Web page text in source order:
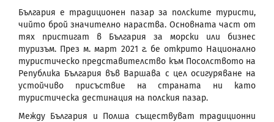
България е традиционен пазар за полските туристи,
чийто брой значително нараства. Основната част от
тях пристигат в България за морски или бизнес
туризъм. През м. март 2021 г. бе открито Национално
туристическо представителство към Посолството на
Република България във Варшава с цел осигуряване на
устойчиво присъствие на страната ни като
туристическа дестинация на полския пазар.
Между България и Полша съществуват традиционни